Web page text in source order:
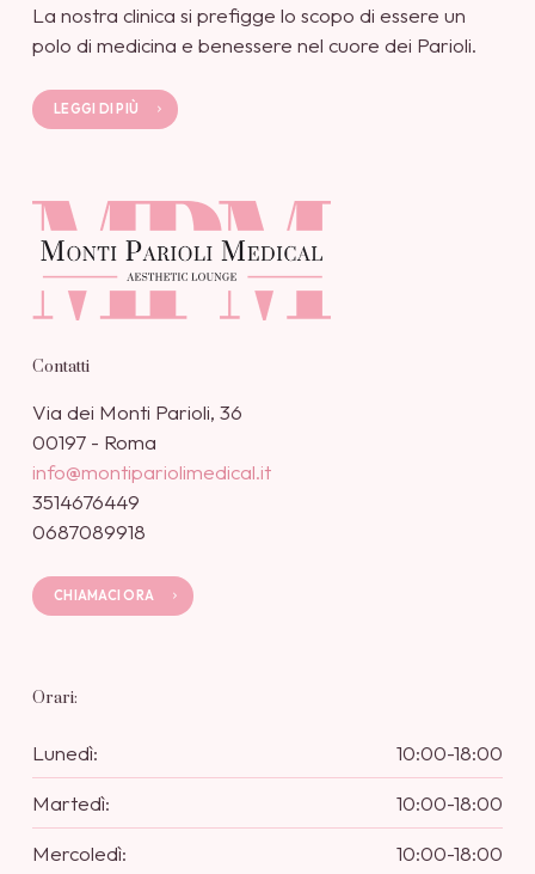
La nostra clinica si prefigge lo scopo di essere un
polo di medicina e benessere nel cuore dei Parioli.
LEGGI DI PIÙ
Contatti
Via dei Monti Parioli, 36
00197 - Roma
info@montipariolimedical.it
3514676449
0687089918
CHIAMACI ORA
Orari:
Lunedì:
10:00-18:00
Martedì:
10:00-18:00
Mercoledì:
10:00-18:00